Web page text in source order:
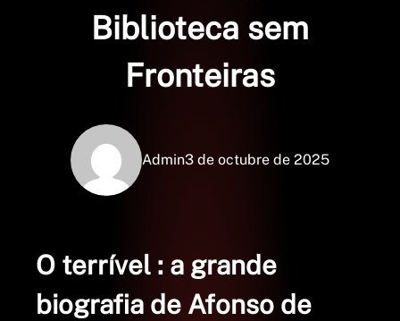
Biblioteca sem
Fronteiras
Admin3 de octubre de 2025
O terrível : a grande
biografia de Afonso de